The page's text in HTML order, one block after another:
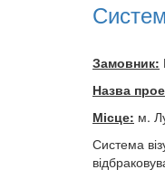
Замовник:
Назва
Місце: м.
Система